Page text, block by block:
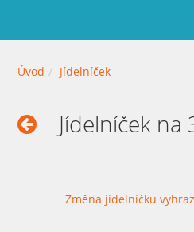
Úvod Jídelníček
Jídelníček na
Změna jídelníčku